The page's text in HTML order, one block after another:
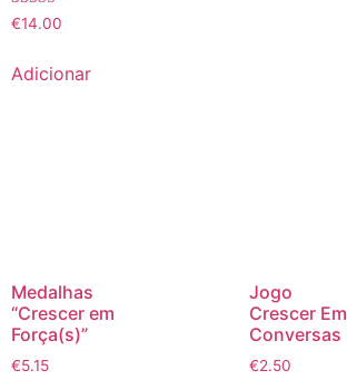
Avaliação
5.00
€14.00
Adicionar
Medalhas
“Crescer em
Força(s)”
€5.15
Jogo
Crescer Em
Conversas
€2.50